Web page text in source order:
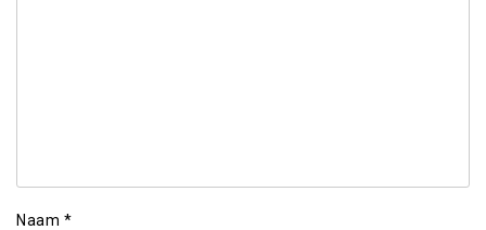
Naam *